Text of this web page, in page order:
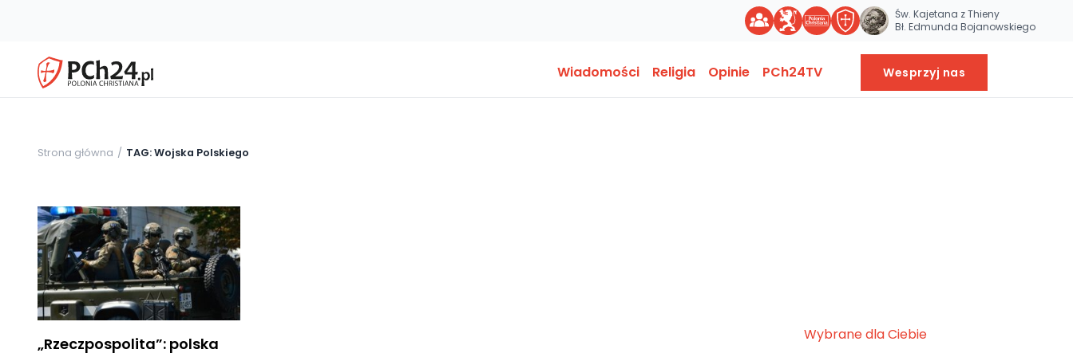
Św. Kajetana z Thieny
Bł. Edmunda Bojanowskiego
Wiadomości Religia Opinie PCh24TV Wesprzyj nas
Strona główna TAG: Wojska Polskiego
„Rzeczpospolita”: polska
Wybrane dla Ciebie